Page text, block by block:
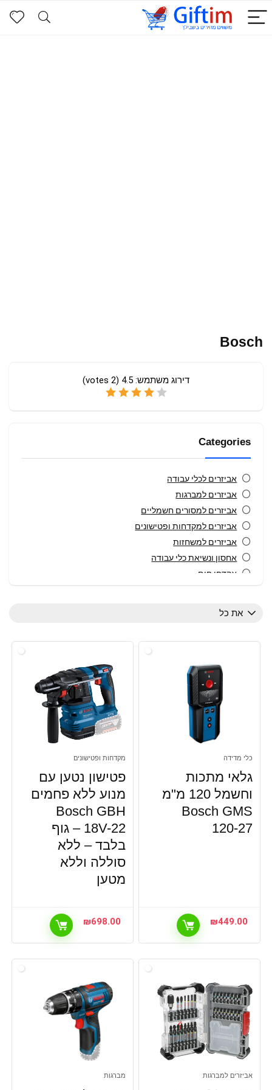
Bosch
דירוג משתמש: 4.5
(
2
Categories
אביזרים לכלי עבודה
אביזרים למברגות
אביזרים למסורים חשמליים
אביזרים למקדחות ופטישונים
אביזרים למשחזות
אחסון ונשיאת כלי עבודה
אקדחי חום
כלי גינון ממונעים
כלי מדידה
כלי עבודה
כלי עבודה חשמליים
כלי עבודה, אביזרים למברגות
כלי עבודה, אביזרים למקדחות ופטישונים
כלי עבודה, אביזרים למשחזות
כלי עבודה, אקדחי סיכות / מסמרים
כלי עבודה, כלי גינון ממונעים
כלי עבודה, כלי מדידה
כלי עבודה, מלטשות חשמליות ומולטיטול
כלי עבודה, משחזות
כלי עבודה, סטים כלי עבודה
כלי עבודה, סכין יפני ועבודה
כלי עבודה, צביעת הבית
כלי עבודה,מציאון ותצוגות, כלי גינון ממונעים
לבית ולגן
ליטוש ידני ואביזרים
מאווררים לעבודה
מדיחי כלים
את כל
כלי מדידה
גלאי מתכות
וחשמל 120 מ"מ
Bosch GMS
120-27
₪449.00
מקדחות ופטישונים
פטישון נטען עם
מנוע ללא פחמים
Bosch GBH
18V-22 – גוף
בלבד – ללא
סוללה וללא
מטען
₪698.00
אביזרים למברגות מברגות